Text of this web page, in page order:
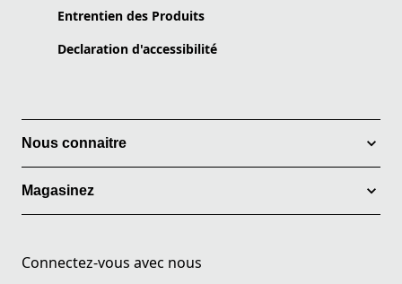
Entrentien des Produits
Declaration d'accessibilité
Nous connaitre
Magasinez
Connectez-vous avec nous